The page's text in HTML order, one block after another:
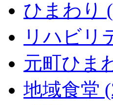
ひまわり
リハビリ
元町ひま
地域食堂